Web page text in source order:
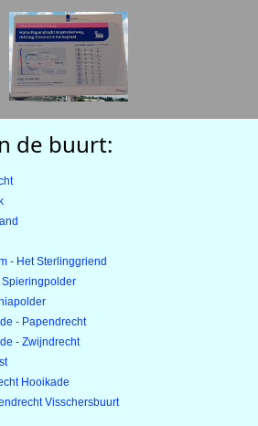
de buurt:
- Het Sterlinggriend
Spieringpolder
- Papendrecht
- Zwijndrecht
Hooikade
Visschersbuurt